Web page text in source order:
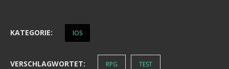
KATEGORIE: IOS
VERSCHLAGWORTET: RPG TEST